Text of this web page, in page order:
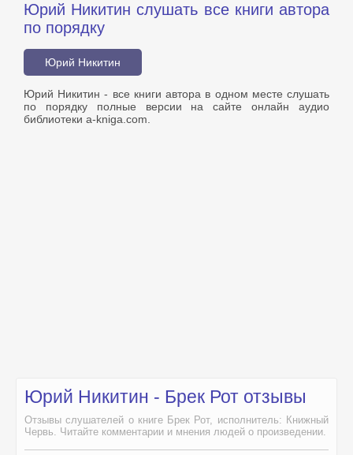
Юрий Никитин слушать все книги автора
по порядку
Юрий Никитин
Юрий Никитин - все книги автора в одном месте слушать
по порядку полные версии на сайте онлайн аудио
библиотеки a-kniga.com.
Юрий Никитин - Брек Рот отзывы
Отзывы слушателей о книге Брек Рот, исполнитель: Книжный
Червь. Читайте комментарии и мнения людей о произведении.